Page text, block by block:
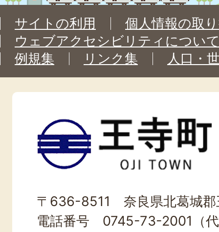
サイトの利用
個人情報の取
ウェブアクセシビリティについ
例規集
リンク集 人口・
王
寺
町
TOWN
〒636-8511 奈良県北葛城郡
電話番号 0745-73-2001（